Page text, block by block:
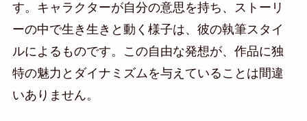
す。キャラクターが自分の意思を持ち、ストーリ
ーの中で生き生きと動く様子は、彼の執筆スタイ
ルによるものです。この自由な発想が、作品に独
特の魅力とダイナミズムを与えていることは間違
いありません。